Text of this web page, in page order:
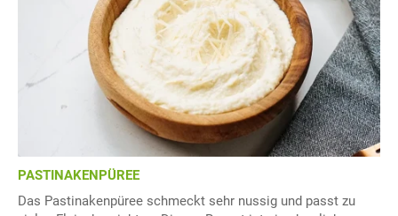
PASTINAKENPÜREE
Das Pastinakenpüree schmeckt sehr nussig und passt zu